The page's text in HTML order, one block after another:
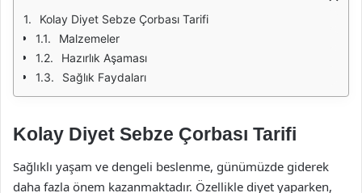
Kolay Diyet Sebze Çorbası Tarifi
Malzemeler
Hazırlık Aşaması
Sağlık Faydaları
Kolay Diyet Sebze Çorbası Tarifi
Sağlıklı yaşam ve dengeli beslenme, günümüzde giderek
daha fazla önem kazanmaktadır. Özellikle diyet yaparken,